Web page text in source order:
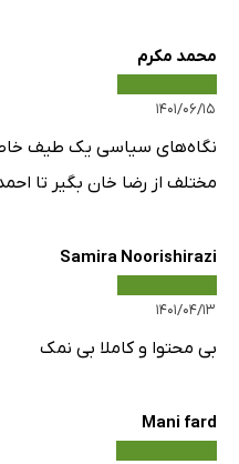
محمد مکرم
۱۴۰۱/۰۶/۱۵
نگاه‌های سیاسی یک طیف
مختلف از رضا خان بگیر تا
Samira Noorishirazi
۱۴۰۱/۰۴/۱۳
بی محتوا و کاملا بی نمک
Mani fard